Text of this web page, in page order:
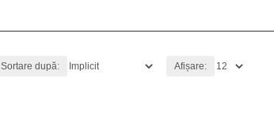
Sortare după: Afișare: